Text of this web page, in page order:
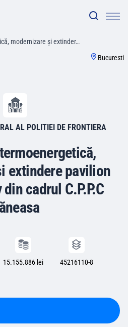
modernizare și extinder…
Bucuresti
AL POLITIEI DE FRONTIERA
extindere pavilion
cadrul C.P.P.C
15.155.886 lei 45216110-8